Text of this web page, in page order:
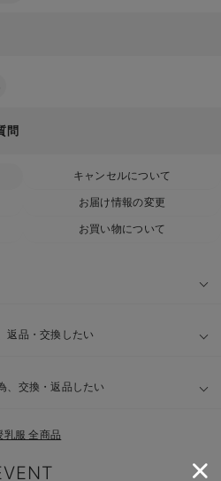
問
キャンセルについて
お届け情報の変更
お買い物について
返品・交換したい
、交換・返品したい
乳服 全商品